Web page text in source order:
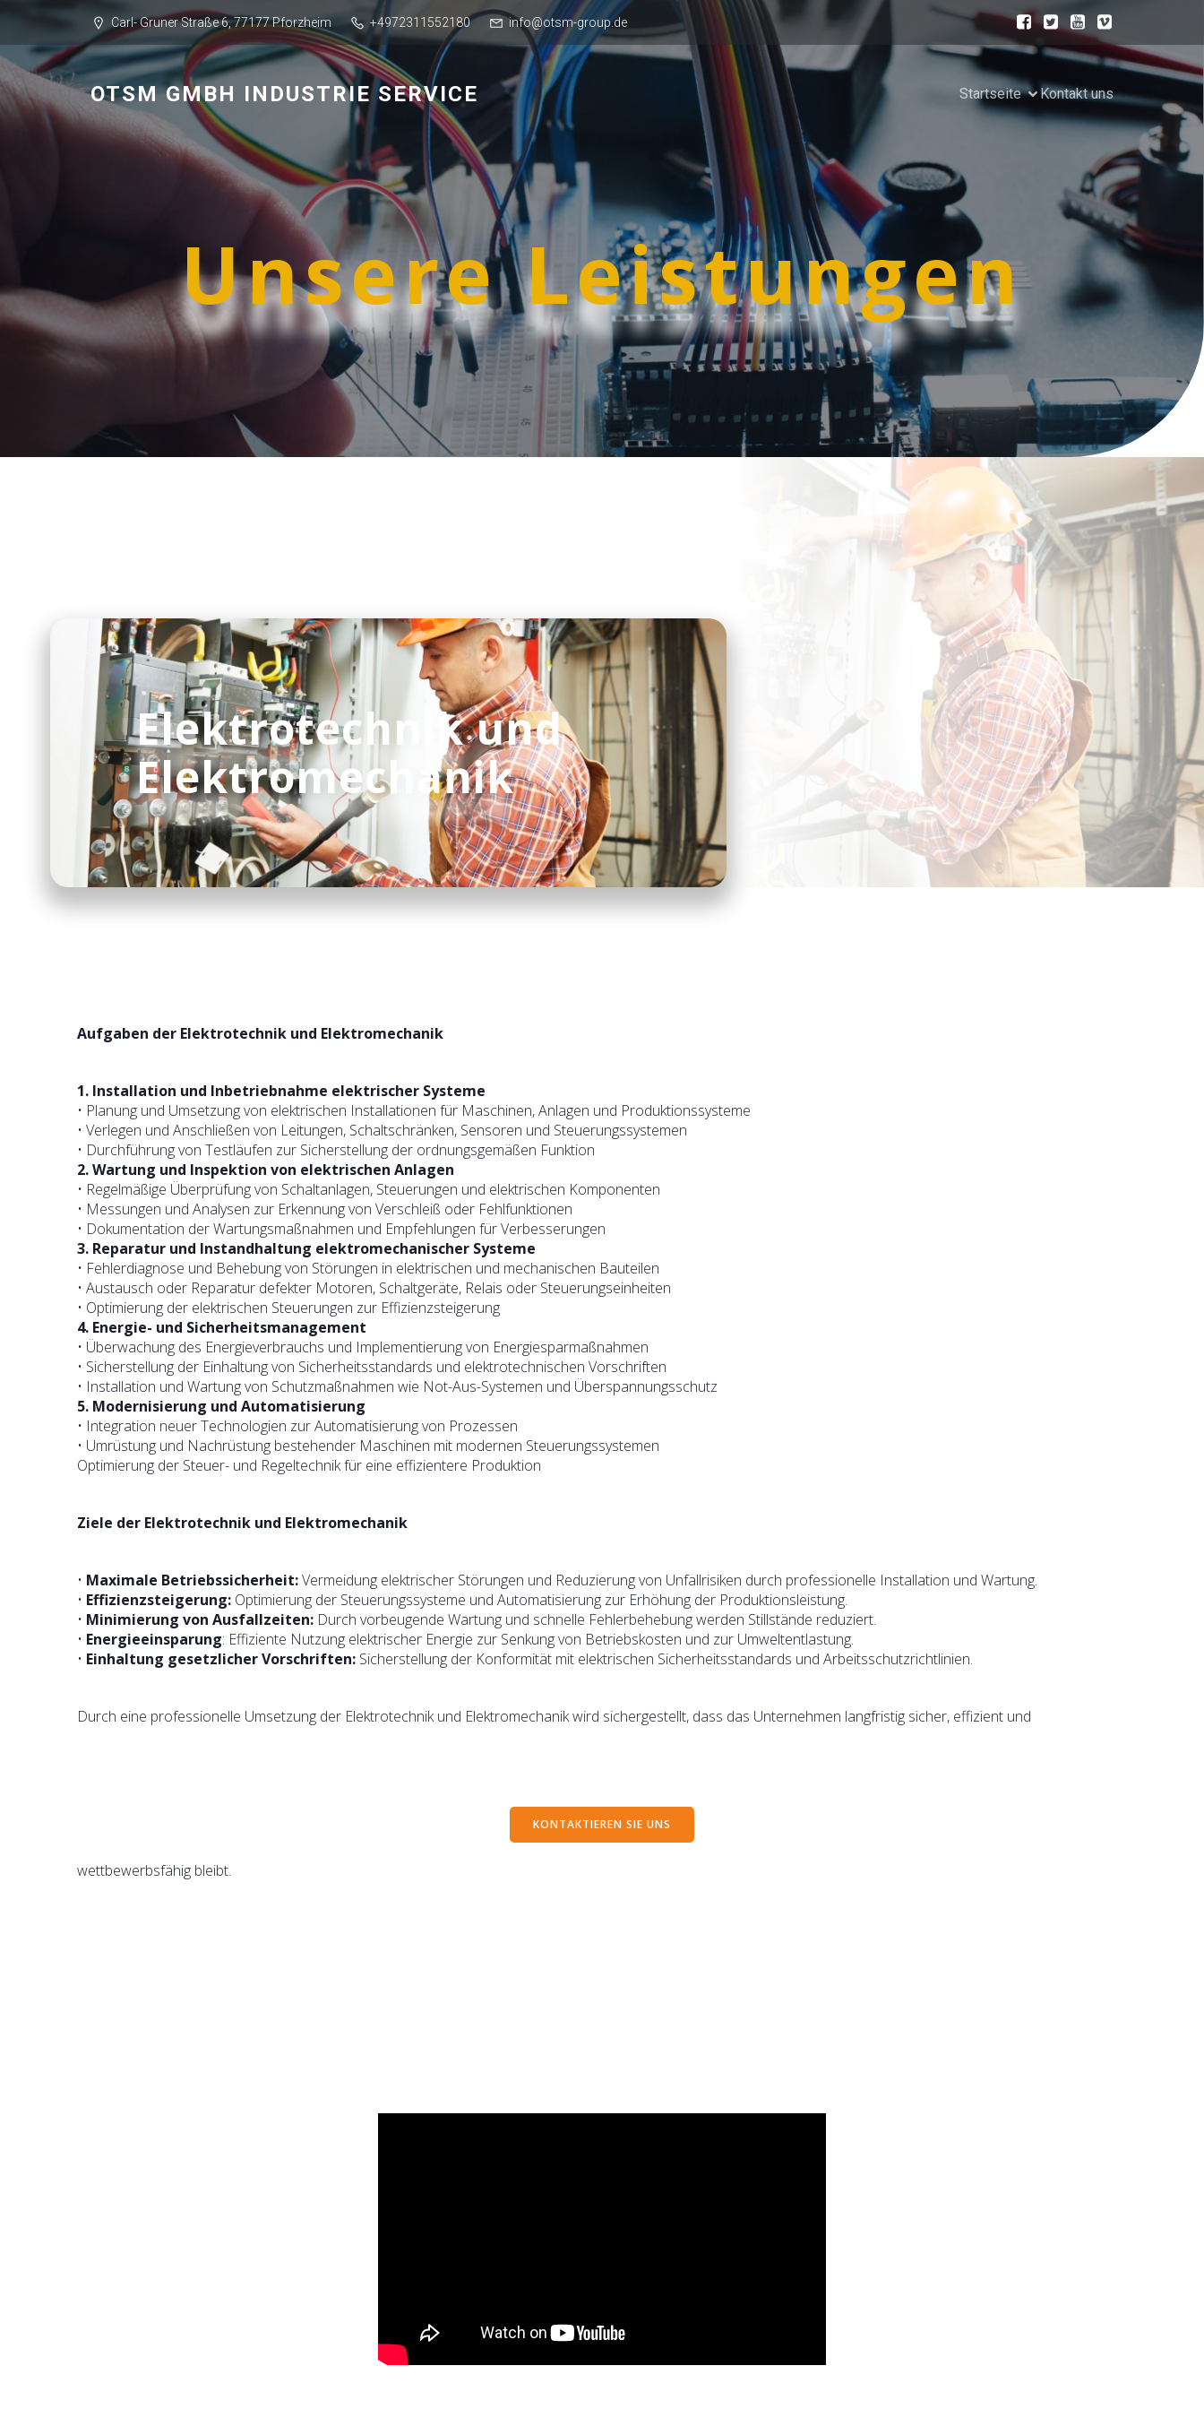
Carl- Gruner Straße 6, 77177 Pforzheim +4972311552180 info@otsm-group.de
OTSM GMBH INDUSTRIE SERVICE Startseite Kontakt uns
Unsere Leistungen
Elektrotechnik und
Elektromechanik
Aufgaben der Elektrotechnik und Elektromechanik
1. Installation und Inbetriebnahme elektrischer Systeme
• Planung und Umsetzung von elektrischen Installationen für Maschinen, Anlagen und Produktionssysteme
• Verlegen und Anschließen von Leitungen, Schaltschränken, Sensoren und Steuerungssystemen
• Durchführung von Testläufen zur Sicherstellung der ordnungsgemäßen Funktion
2. Wartung und Inspektion von elektrischen Anlagen
• Regelmäßige Überprüfung von Schaltanlagen, Steuerungen und elektrischen Komponenten
• Messungen und Analysen zur Erkennung von Verschleiß oder Fehlfunktionen
• Dokumentation der Wartungsmaßnahmen und Empfehlungen für Verbesserungen
3. Reparatur und Instandhaltung elektromechanischer Systeme
• Fehlerdiagnose und Behebung von Störungen in elektrischen und mechanischen Bauteilen
• Austausch oder Reparatur defekter Motoren, Schaltgeräte, Relais oder Steuerungseinheiten
• Optimierung der elektrischen Steuerungen zur Effizienzsteigerung
4. Energie- und Sicherheitsmanagement
• Überwachung des Energieverbrauchs und Implementierung von Energiesparmaßnahmen
• Sicherstellung der Einhaltung von Sicherheitsstandards und elektrotechnischen Vorschriften
• Installation und Wartung von Schutzmaßnahmen wie Not-Aus-Systemen und Überspannungsschutz
5. Modernisierung und Automatisierung
• Integration neuer Technologien zur Automatisierung von Prozessen
• Umrüstung und Nachrüstung bestehender Maschinen mit modernen Steuerungssystemen
Optimierung der Steuer- und Regeltechnik für eine effizientere Produktion
Ziele der Elektrotechnik und Elektromechanik
• Maximale Betriebssicherheit:Vermeidung elektrischer Störungen und Reduzierung von Unfallrisiken durch professionelle Installation und Wartung.
• Effizienzsteigerung: Optimierung der Steuerungssysteme und Automatisierung zur Erhöhung der Produktionsleistung.
• Minimierung von Ausfallzeiten: Durch vorbeugende Wartung und schnelle Fehlerbehebung werden Stillstände reduziert.
• Energieeinsparung: Effiziente Nutzung elektrischer Energie zur Senkung von Betriebskosten und zur Umweltentlastung.
• Einhaltung gesetzlicher Vorschriften: Sicherstellung der Konformität mit elektrischen Sicherheitsstandards und Arbeitsschutzrichtlinien.
Durch eine professionelle Umsetzung der Elektrotechnik und Elektromechanik wird sichergestellt, dass das Unternehmen langfristig sicher, effizient und
KONTAKTIEREN SIE UNS
wettbewerbsfähig bleibt.